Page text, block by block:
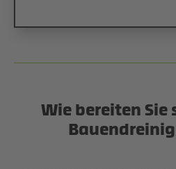
Wie bereiten Sie